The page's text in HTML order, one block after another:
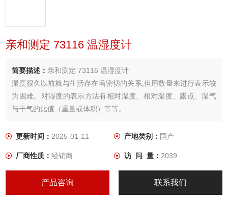
亲和测定 73116 温湿度计
简要描述： 亲和测定 73116 温湿度计
湿度很久以前就与生活存在着密切的关系,但用数量来进行表示较
为困难。对湿度的表示方法有相对湿度、相对湿度、露点、湿气
与干气的比值（重量或体积）等等。
更新时间：2025-01-11 产地类别： 国产
厂商性质：经销商 访 问 量： 2039
产品咨询 联系我们